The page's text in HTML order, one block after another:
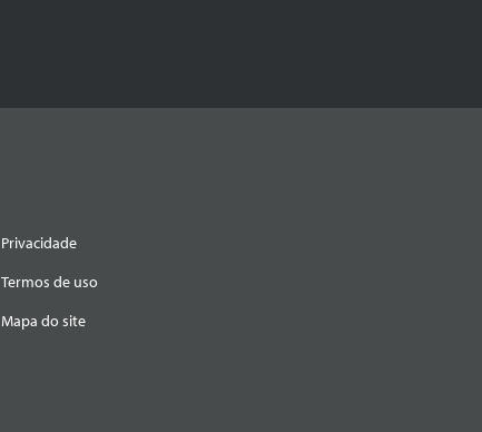
Privacidade
Termos de uso
Mapa do site